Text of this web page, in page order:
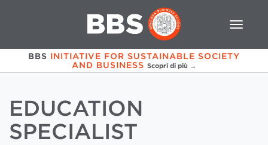
BBS INITIATIVE FOR SUSTAINABLE SOCIETY
AND BUSINESS Scopri di più →
EDUCATION
SPECIALIST